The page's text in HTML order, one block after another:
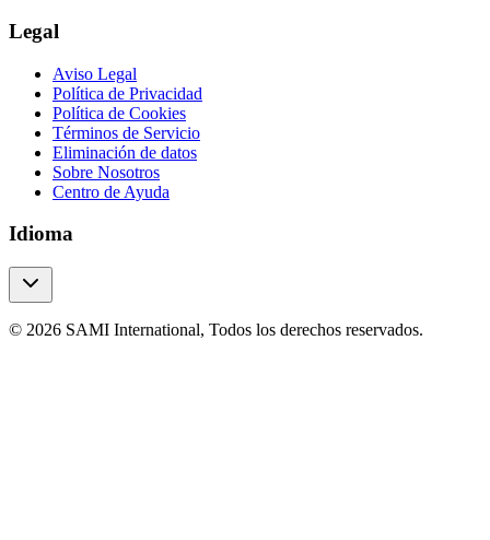
Legal
Aviso Legal
Política de Privacidad
Política de Cookies
Términos de Servicio
Eliminación de datos
Sobre Nosotros
Centro de Ayuda
Idioma
© 2026 SAMI International, Todos los derechos reservados.